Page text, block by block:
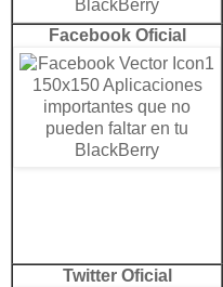
Facebook Oficial
Twitter Oficial